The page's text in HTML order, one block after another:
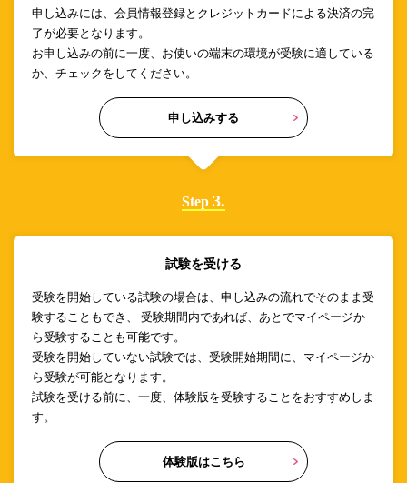
申し込みには、会員情報登録とクレジットカードによる決済の完
了が必要となります。
お申し込みの前に一度、お使いの端末の環境が受験に適している
か、チェックをしてください。
申し込みする
Step 3.
試験を受ける
受験を開始している試験の場合は、申し込みの流れでそのまま受
験することもでき、 受験期間内であれば、あとでマイページか
ら受験することも可能です。
受験を開始していない試験では、受験開始期間に、マイページか
ら受験が可能となります。
試験を受ける前に、一度、体験版を受験することをおすすめしま
す。
体験版はこちら